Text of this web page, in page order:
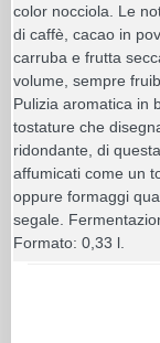
color nocciola. Le
di caffè, cacao in
carruba e frutta
volume, sempre
Pulizia aromatica in
tostature che
ridondante, di
affumicati come un
oppure formaggi
segale.
Formato: 0,33 l.